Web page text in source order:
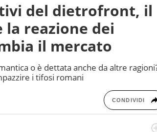
del dietrofront, il
la reazione dei
il mercato
o è dettata anche da altre
i tifosi romani
CONDIVIDI